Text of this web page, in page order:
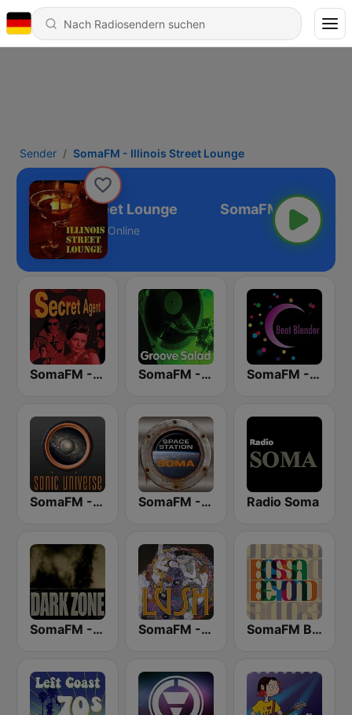
Sender SomaFM - Illinois Street Lounge
- Illinois Street Lounge
Online
SomaFM - Secret Agent SomaFM - Groove Salad SomaFM - Beat Blender
SomaFM - Sonic Universe SomaFM - Space Station Soma Radio Soma
SomaFM - The Dark Zone SomaFM - Lush SomaFM Bossa Beyond